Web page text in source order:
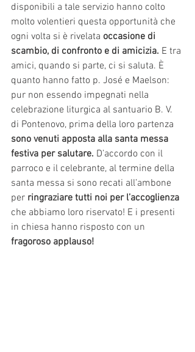
disponibili a tale servizio hanno colto
molto volentieri questa opportunità che
ogni volta si è rivelata occasione di
scambio, di confronto e di amicizia. E tra
amici, quando si parte, ci si saluta. È
quanto hanno fatto p. José e Maelson:
pur non essendo impegnati nella
celebrazione liturgica al santuario B. V.
di Pontenovo, prima della loro partenza
sono venuti apposta alla santa messa
festiva per salutare. D’accordo con il
parroco e il celebrante, al termine della
santa messa si sono recati all’ambone
per ringraziare tutti noi per l’accoglienza
che abbiamo loro riservato! E i presenti
in chiesa hanno risposto con un
fragoroso applauso!